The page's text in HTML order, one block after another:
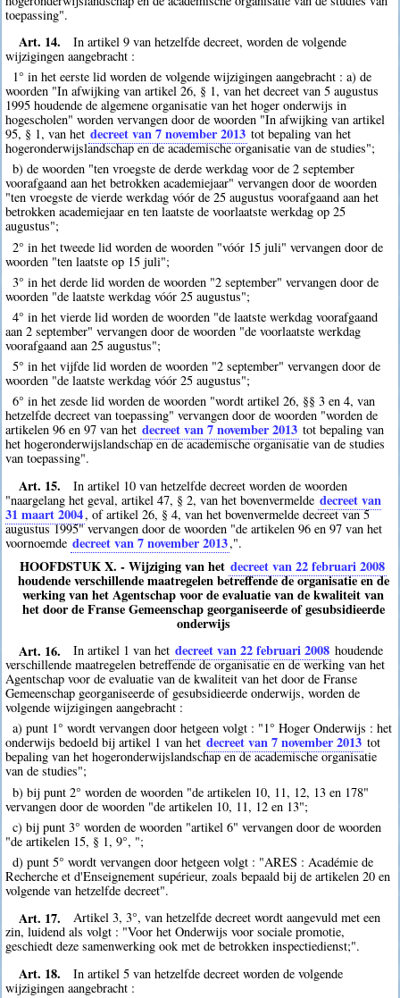
toepassing".
Art. 14.
In artikel 9 van hetzelfde decreet, worden de volgende
wijzigingen aangebracht :
1° in het eerste lid worden de volgende wijzigingen aangebracht : a) de
woorden "In afwijking van artikel 26, § 1, van het decreet van 5 augustus
1995 houdende de algemene organisatie van het hoger onderwijs in
hogescholen" worden vervangen door de woorden "In afwijking van artikel
95, § 1, van het decreet van 7 november 2013 tot bepaling van het
hogeronderwijslandschap en de academische organisatie van de studies";
b) de woorden "ten vroegste de derde werkdag voor de 2 september
voorafgaand aan het betrokken academiejaar" vervangen door de woorden
"ten vroegste de vierde werkdag vóór de 25 augustus voorafgaand aan het
betrokken academiejaar en ten laatste de voorlaatste werkdag op 25
augustus";
2° in het tweede lid worden de woorden "vóór 15 juli" vervangen door de
woorden "ten laatste op 15 juli";
3° in het derde lid worden de woorden "2 september" vervangen door de
woorden "de laatste werkdag vóór 25 augustus";
4° in het vierde lid worden de woorden "de laatste werkdag voorafgaand
aan 2 september" vervangen door de woorden "de voorlaatste werkdag
voorafgaand aan 25 augustus";
5° in het vijfde lid worden de woorden "2 september" vervangen door de
woorden "de laatste werkdag vóór 25 augustus";
6° in het zesde lid worden de woorden "wordt artikel 26, §§ 3 en 4, van
hetzelfde decreet van toepassing" vervangen door de woorden "worden de
artikelen 96 en 97 van het decreet van 7 november 2013 tot bepaling van
het hogeronderwijslandschap en de academische organisatie van de studies
van toepassing".
Art. 15.
In artikel 10 van hetzelfde decreet worden de woorden
"naargelang het geval, artikel 47, § 2, van het bovenvermelde decreet van
31 maart 2004, of artikel 26, § 4, van het bovenvermelde decreet van 5
augustus 1995" vervangen door de woorden "de artikelen 96 en 97 van het
voornoemde decreet van 7 november 2013,".
HOOFDSTUK X. - Wijziging van het decreet van 22 februari 2008
houdende verschillende maatregelen betreffende de organisatie en de
werking van het Agentschap voor de evaluatie van de kwaliteit van
het door de Franse Gemeenschap georganiseerde of gesubsidieerde
onderwijs
Art. 16.
In artikel 1 van het decreet van 22 februari 2008 houdende
verschillende maatregelen betreffende de organisatie en de werking van het
Agentschap voor de evaluatie van de kwaliteit van het door de Franse
Gemeenschap georganiseerde of gesubsidieerde onderwijs, worden de
volgende wijzigingen aangebracht :
a) punt 1° wordt vervangen door hetgeen volgt : "1° Hoger Onderwijs : het
onderwijs bedoeld bij artikel 1 van het decreet van 7 november 2013 tot
bepaling van het hogeronderwijslandschap en de academische organisatie
van de studies";
b) bij punt 2° worden de woorden "de artikelen 10, 11, 12, 13 en 178"
vervangen door de woorden "de artikelen 10, 11, 12 en 13";
c) bij punt 3° worden de woorden "artikel 6" vervangen door de woorden
"de artikelen 15, § 1, 9°, ";
d) punt 5° wordt vervangen door hetgeen volgt : "ARES : Académie de
Recherche et d'Enseignement supérieur, zoals bepaald bij de artikelen 20 en
volgende van hetzelfde decreet".
Art. 17.
Artikel 3, 3°, van hetzelfde decreet wordt aangevuld met een
zin, luidend als volgt : "Voor het Onderwijs voor sociale promotie,
geschiedt deze samenwerking ook met de betrokken inspectiedienst;".
Art. 18.
In artikel 5 van hetzelfde decreet worden de volgende
wijzigingen aangebracht :